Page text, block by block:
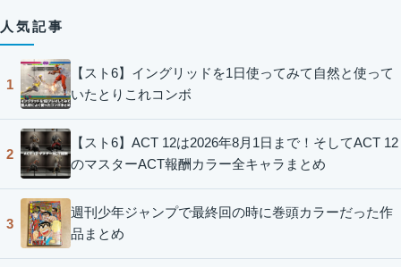
人気記事
1
【スト6】イングリッドを1日使ってみて自然と使って
いたとりこれコンボ
2
【スト6】ACT 12は2026年8月1日まで！そしてACT 12
のマスターACT報酬カラー全キャラまとめ
3
週刊少年ジャンプで最終回の時に巻頭カラーだった作
品まとめ